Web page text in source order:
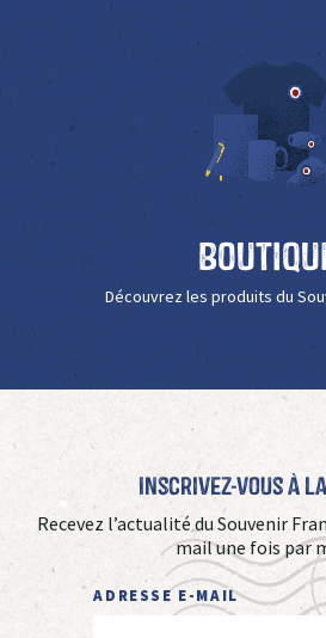
Découvrez les produits du
Inscrivez-vous à
Recevez l’actualité du Souvenir
mail une fois par
ADRESSE E-MAIL